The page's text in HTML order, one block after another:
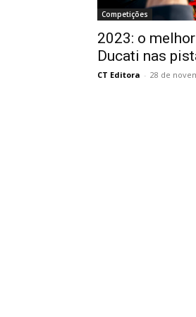
Competições
2023: o
Ducati nas
CT Editora - 28 de